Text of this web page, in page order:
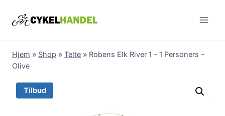
Hjem » Shop » Telte » Robens Elk River 1 – 1 Personers –
Olive
Tilbud